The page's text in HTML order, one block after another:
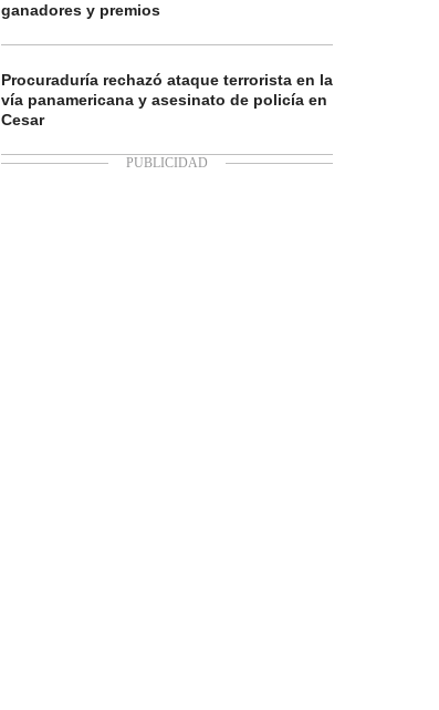
ganadores y premios
Procuraduría rechazó ataque terrorista en la
vía panamericana y asesinato de policía en
Cesar